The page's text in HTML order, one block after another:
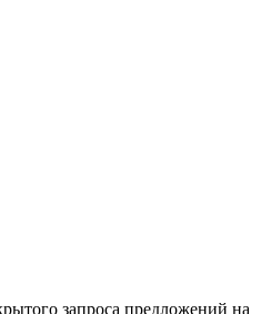
запроса предложений на